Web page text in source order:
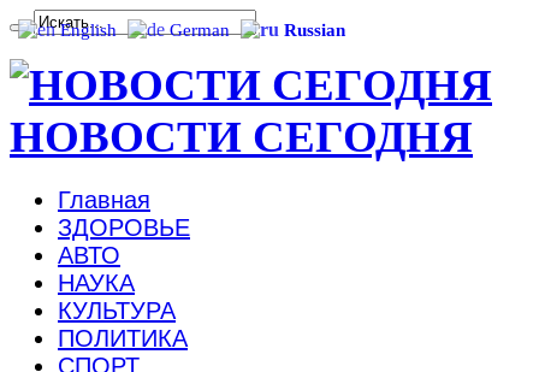
НОВОСТИ СЕГОДНЯ
Главная
ЗДОРОВЬЕ
АВТО
НАУКА
КУЛЬТУРА
ПОЛИТИКА
СПОРТ
English German Russian